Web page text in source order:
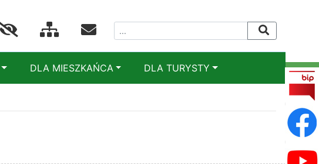
DLA MIESZKAŃCA DLA TURYSTY